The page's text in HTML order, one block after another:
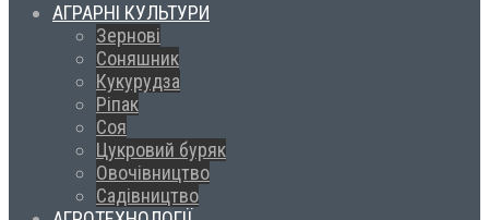
АГРАРНІ КУЛЬТУРИ
Зернові
Соняшник
Кукурудза
Ріпак
Соя
Цукровий буряк
Овочівництво
Садівництво